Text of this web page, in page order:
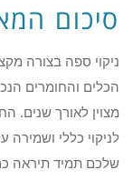
סיכום
ניקוי ספה בצורה
הכלים והחומרים
מצוין לאורך שנים.
לניקוי כללי
שלכם תמיד תיראה